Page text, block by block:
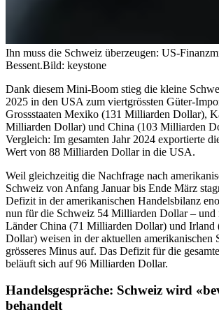
Ihn muss die Schweiz überzeugen: US-
Bessent.Bild: keystone
Dank diesem Mini-Boom stieg die kleine
2025 in den USA zum viertgrössten Güter-
Grossstaaten Mexiko (131 Milliarden Dollar),
Milliarden Dollar) und China (103 Milliarden
Vergleich: Im gesamten Jahr 2024 exportierte
Wert von 88 Milliarden Dollar in die USA.
Weil gleichzeitig die Nachfrage nach
Schweiz von Anfang Januar bis Ende März
Defizit in der amerikanischen Handelsbilanz
nun für die Schweiz 54 Milliarden Dollar – und
Länder China (71 Milliarden Dollar) und Irland
Dollar) weisen in der aktuellen amerikanischen
grösseres Minus auf. Das Defizit für die
beläuft sich auf 96 Milliarden Dollar.
Handelsgespräche: Schweiz wird
behandelt